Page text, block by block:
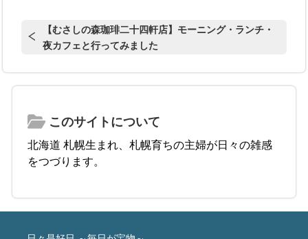
【むさしの森珈琲二十四軒店】モーニング・ランチ・
夜カフェと行ってみました
このサイトについて
北海道 札幌生まれ、札幌育ちの主婦が日々の雑感
をつづります。